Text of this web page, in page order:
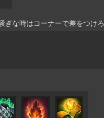
ぎな時はコーナーで差をつけろ